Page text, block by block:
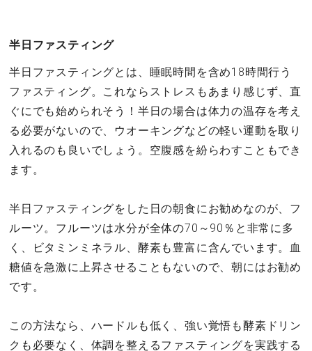
半日ファスティング
半日ファスティングとは、睡眠時間を含め18時間行う
ファスティング。これならストレスもあまり感じず、直
ぐにでも始められそう！半日の場合は体力の温存を考え
る必要がないので、ウオーキングなどの軽い運動を取り
入れるのも良いでしょう。空腹感を紛らわすこともでき
ます。
半日ファスティングをした日の朝食にお勧めなのが、フ
ルーツ。フルーツは水分が全体の70～90％と非常に多
く、ビタミンミネラル、酵素も豊富に含んでいます。血
糖値を急激に上昇させることもないので、朝にはお勧め
です。
この方法なら、ハードルも低く、強い覚悟も酵素ドリン
クも必要なく、体調を整えるファスティングを実践する